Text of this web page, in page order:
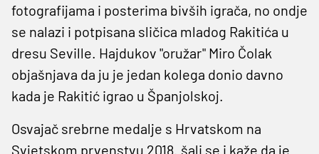
fotografijama i posterima bivših igrača, no ondje
se nalazi i potpisana sličica mladog Rakitića u
dresu Seville. Hajdukov "oružar" Miro Čolak
objašnjava da ju je jedan kolega donio davno
kada je Rakitić igrao u Španjolskoj.
Osvajač srebrne medalje s Hrvatskom na
Svjetskom prvenstvu 2018. šali se i kaže da je